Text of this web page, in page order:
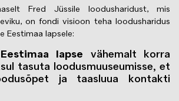
Fred Jüssile loodusharidust, mis
on fondi visioon teha loodusharidus
Eestimaa lapsele:
lapse vähemalt korra
tasuta loodusmuuseumisse, et
ja taasluua kontakti